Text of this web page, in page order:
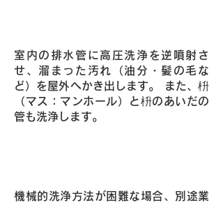
室内の排水管に高圧洗浄を逆噴射さ
せ、溜まった汚れ（油分・髪の毛な
ど）を屋外へかき出します。 また、枡
（マス：マンホール）と枡のあいだの
管も洗浄します。
機械的洗浄方法が困難な場合、別途業